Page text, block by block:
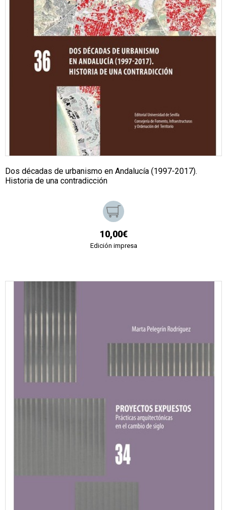
Dos décadas de urbanismo en Andalucía (1997-2017).
Historia de una contradicción
10,00€
Edición impresa